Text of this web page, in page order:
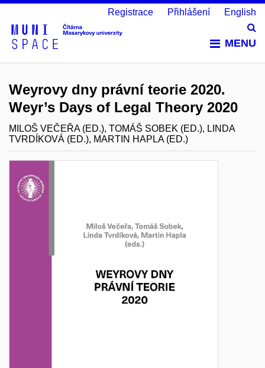
MENU
Registrace Přihlášení English
Weyrovy dny právní teorie 2020.
Weyr’s Days of Legal Theory 2020
MILOŠ VEČEŘA (ED.), TOMÁŠ SOBEK (ED.), LINDA
TVRDÍKOVÁ (ED.), MARTIN HAPLA (ED.)